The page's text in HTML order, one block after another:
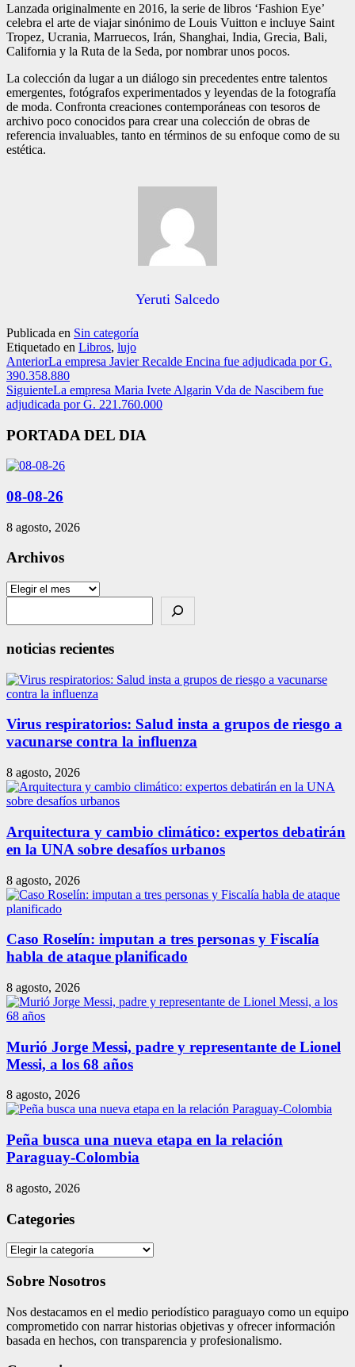
Lanzada originalmente en 2016, la serie de libros ‘Fashion Eye’
celebra el arte de viajar sinónimo de Louis Vuitton e incluye Saint
Tropez, Ucrania, Marruecos, Irán, Shanghai, India, Grecia, Bali,
California y la Ruta de la Seda, por nombrar unos pocos.
La colección da lugar a un diálogo sin precedentes entre talentos
emergentes, fotógrafos experimentados y leyendas de la fotografía
de moda. Confronta creaciones contemporáneas con tesoros de
archivo poco conocidos para crear una colección de obras de
referencia invaluables, tanto en términos de su enfoque como de su
estética.
Yeruti Salcedo
Publicada en Sin categoría
Etiquetado en Libros, lujo
AnteriorLa empresa Javier Recalde Encina fue adjudicada por G.
390.358.880
SiguienteLa empresa Maria Ivete Algarin Vda de Nascibem fue
adjudicada por G. 221.760.000
PORTADA DEL DIA
08-08-26
8 agosto, 2026
Archivos
Archivos
noticias recientes
Virus respiratorios: Salud insta a grupos de riesgo a
vacunarse contra la influenza
8 agosto, 2026
Arquitectura y cambio climático: expertos debatirán
en la UNA sobre desafíos urbanos
8 agosto, 2026
Caso Roselín: imputan a tres personas y Fiscalía
habla de ataque planificado
8 agosto, 2026
Murió Jorge Messi, padre y representante de Lionel
Messi, a los 68 años
8 agosto, 2026
Peña busca una nueva etapa en la relación
Paraguay-Colombia
8 agosto, 2026
Categories
Categories
Sobre Nosotros
Nos destacamos en el medio periodístico paraguayo como un equipo
comprometido con narrar historias objetivas y ofrecer información
basada en hechos, con transparencia y profesionalismo.